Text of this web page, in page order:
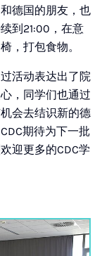
德国的朋友，也
到21:00，在意
，打包食物。
活动表达出了院
，同学们也通过
会去结识新的德
期待为下一批
迎更多的CDC学